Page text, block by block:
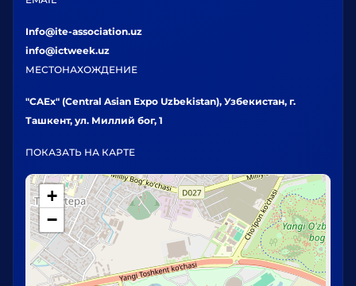
Info@ite-association.uz
info@ictweek.uz
МЕСТОНАХОЖДЕНИЕ
"CAEx" (Central Asian Expo Uzbekistan), Узбекистан, г.
Ташкент, ул. Миллий бог, 1
ПОКАЗАТЬ НА КАРТЕ
+
−